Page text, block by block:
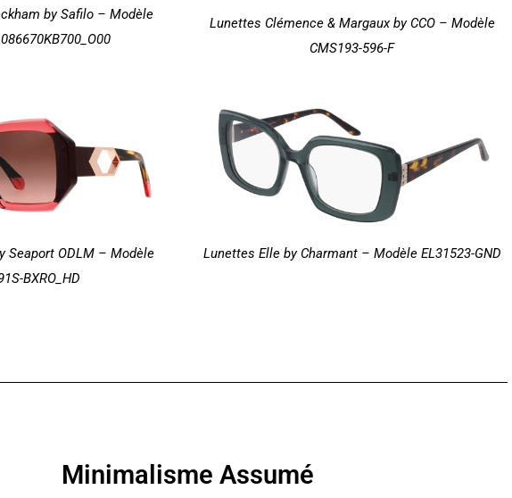
by Safilo – Modèle
Lunettes Clémence & Margaux by CCO – Modèle
CMS193-596-F
Seaport ODLM – Modèle
BXRO_HD
Lunettes Elle by Charmant – Modèle EL31523-GND
Minimalisme Assumé